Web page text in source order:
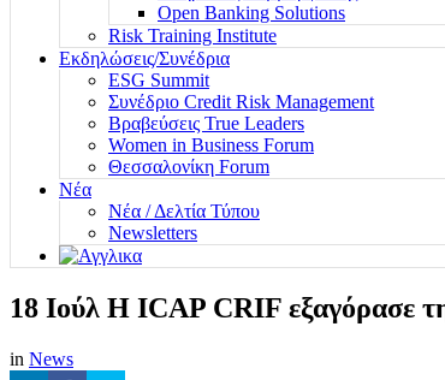
Open Banking Solutions
Risk Training Institute
Εκδηλώσεις/Συνέδρια
ESG Summit
Συνέδριο Credit Risk Management
Βραβεύσεις True Leaders
Women in Business Forum
Θεσσαλονίκη Forum
Νέα
Νέα / Δελτία Τύπου
Newsletters
18 Ιούλ Η ICAP CRIF εξαγόρασε
in News